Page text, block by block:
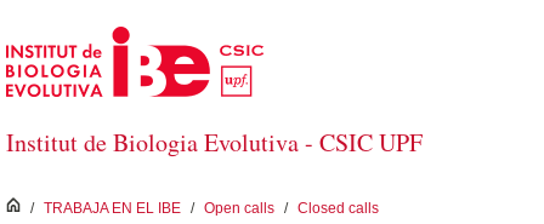
Saltar al contenido principal
Institut de Biologia Evolutiva - CSIC UPF
inici
/ TRABAJA EN EL IBE / Open calls / Closed calls